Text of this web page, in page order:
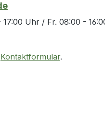
Uhr / Fr. 08:00 -
Kontaktformular.